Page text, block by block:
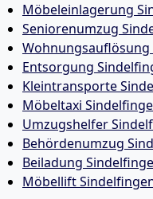
Möbeleinlagerung
Seniorenumzug
Wohnungsauflösung
Entsorgung
Kleintransporte
Möbeltaxi
Umzugshelfer
Behördenumzug
Beiladung
Möbellift